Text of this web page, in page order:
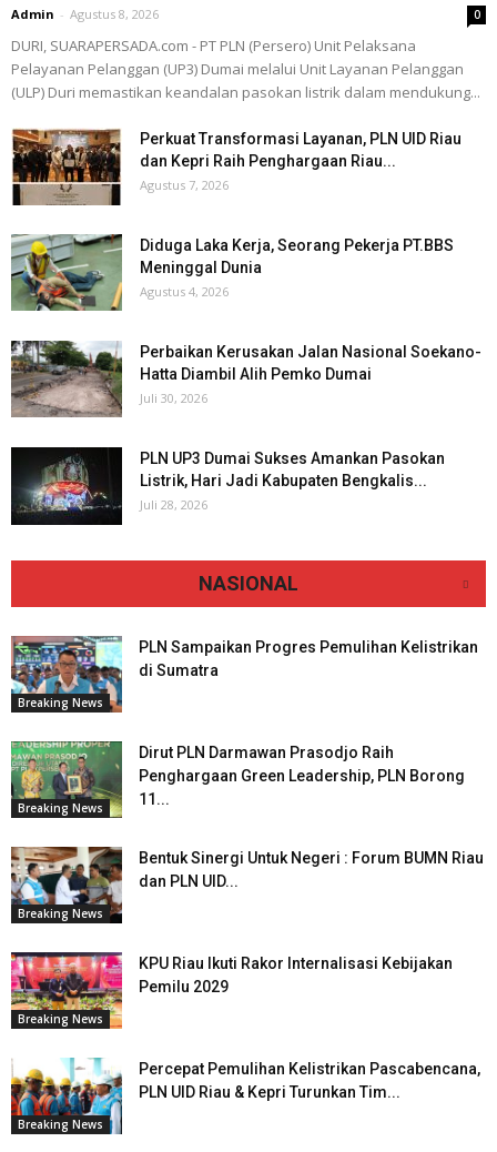
Admin - Agustus 8, 2026 0
DURI, SUARAPERSADA.com - PT PLN (Persero) Unit Pelaksana
Pelayanan Pelanggan (UP3) Dumai melalui Unit Layanan Pelanggan
(ULP) Duri memastikan keandalan pasokan listrik dalam mendukung...
Perkuat Transformasi Layanan, PLN UID Riau
dan Kepri Raih Penghargaan Riau...
Agustus 7, 2026
Diduga Laka Kerja, Seorang Pekerja PT.BBS
Meninggal Dunia
Agustus 4, 2026
Perbaikan Kerusakan Jalan Nasional Soekano-
Hatta Diambil Alih Pemko Dumai
Juli 30, 2026
PLN UP3 Dumai Sukses Amankan Pasokan
Listrik, Hari Jadi Kabupaten Bengkalis...
Juli 28, 2026
NASIONAL
Breaking News
PLN Sampaikan Progres Pemulihan Kelistrikan
di Sumatra
Breaking News
Dirut PLN Darmawan Prasodjo Raih
Penghargaan Green Leadership, PLN Borong
11...
Breaking News
Bentuk Sinergi Untuk Negeri : Forum BUMN Riau
dan PLN UID...
Breaking News
KPU Riau Ikuti Rakor Internalisasi Kebijakan
Pemilu 2029
Breaking News
Percepat Pemulihan Kelistrikan Pascabencana,
PLN UID Riau & Kepri Turunkan Tim...